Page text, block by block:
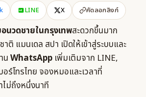
LINE X คัดลอกลิงก์
นวดชายในกรุงเทพสะดวกขึ้นมาก
ติ แมนเดล สปา เปิดให้เข้าสู่ระบบและ
นWhatsApp เพิ่มเติมจาก LINE,
อร์โทรไทย จองหมอและเวลาที่
ไม่ถึงหนึ่งนาที